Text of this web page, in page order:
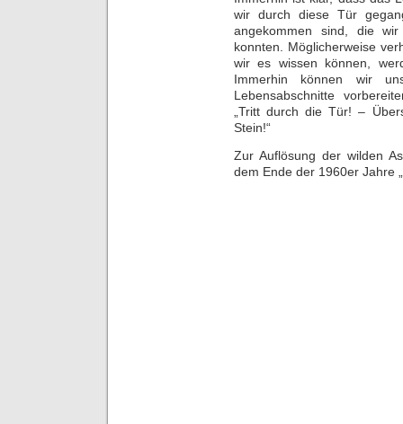
wir durch diese Tür
angekommen sind, die
konnten. Möglicherweise
wir es wissen können,
Immerhin können wir
Lebensabschnitte
„Tritt durch die Tür! –
Stein!“
Zur Auflösung der wilden
dem Ende der 1960er Jahre